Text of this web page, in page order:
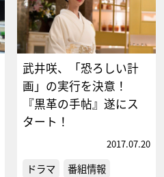
武井咲、「恐ろしい計
画」の実行を決意！
『黒革の手帖』遂にス
タート！
2017.07.20
ドラマ 番組情報